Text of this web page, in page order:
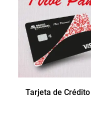
Tarjeta de